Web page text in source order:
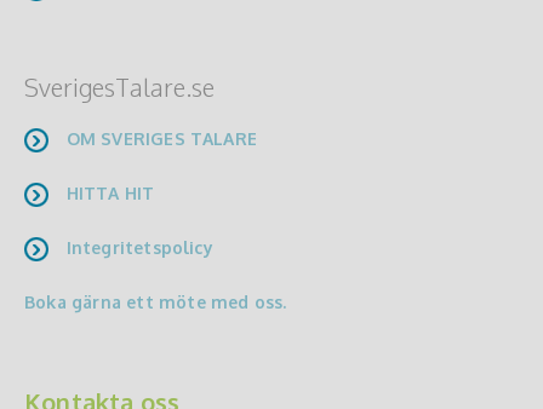
SverigesTalare.se
OM SVERIGES TALARE
HITTA HIT
Integritetspolicy
Boka gärna ett möte med oss.
Kontakta oss